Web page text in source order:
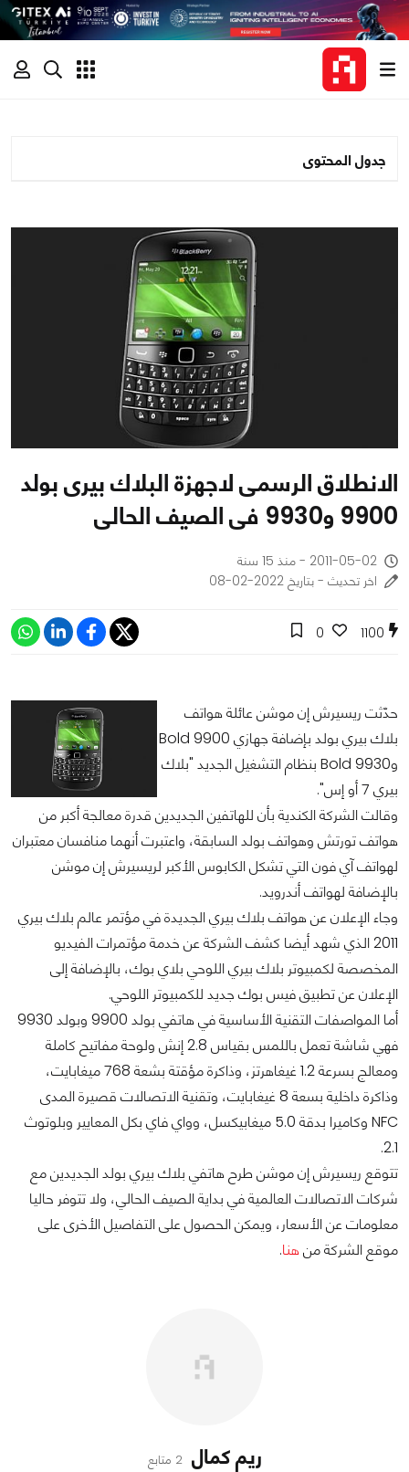
جدول المحتوى
الانطلاق الرسمى لاجهزة البلاك بيرى بولد
9900 و9930 فى الصيف الحالى
2011-05-02 - منذ 15 سنة
اخر تحديث - بتاريخ 2022-02-08
1100
0
حدّثت ريسيرش إن موشن عائلة هواتف
بلاك بيري بولد بإضافة جهازي Bold 9900
وBold 9930 بنظام التشغيل الجديد "بلاك
بيري 7 أو إس".
وقالت الشركة الكندية بأن للهاتفين الجديدين قدرة معالجة أكبر من
هواتف تورتش وهواتف بولد السابقة، واعتبرت أنهما منافسان معتبران
لهواتف آي فون التي تشكل الكابوس الأكبر لريسيرش إن موشن
بالإضافة لهواتف أندرويد.
وجاء الإعلان عن هواتف بلاك بيري الجديدة في مؤتمر عالم بلاك بيري
2011 الذي شهد أيضا كشف الشركة عن خدمة مؤتمرات الفيديو
المخصصة لكمبيوتر بلاك بيري اللوحي بلاي بوك، بالإضافة إلى
الإعلان عن تطبيق فيس بوك جديد للكمبيوتر اللوحي.
أما المواصفات التقنية الأساسية في هاتفي بولد 9900 وبولد 9930
فهي شاشة تعمل باللمس بقياس 2.8 إنش ولوحة مفاتيح كاملة
ومعالج بسرعة 1.2 غيغاهرتز، وذاكرة مؤقتة بشعة 768 ميغابايت،
وذاكرة داخلية بسعة 8 غيغابايت، وتقنية الاتصالات قصيرة المدى
NFC وكاميرا بدقة 5.0 ميغابيكسل، وواي فاي بكل المعايير وبلوتوث
2.1.
تتوقع ريسيرش إن موشن طرح هاتفي بلاك بيري بولد الجديدين مع
شركات الاتصالات العالمية في بداية الصيف الحالي، ولا تتوفر حاليا
معلومات عن الأسعار، ويمكن الحصول على التفاصيل الأخرى على
موقع الشركة منهنا.
ريم كمال 2 متابع